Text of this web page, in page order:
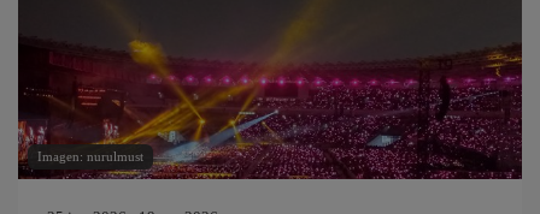
Imagen: nurulmust